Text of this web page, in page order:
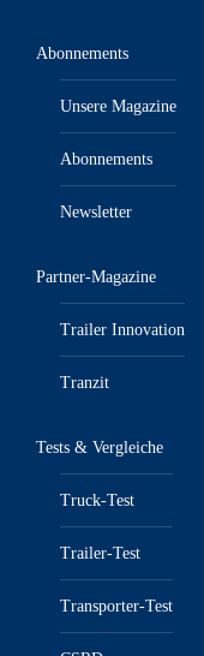
Abonnements
Unsere Magazine
Abonnements
Newsletter
Partner-Magazine
Trailer Innovation
Tranzit
Tests & Vergleiche
Truck-Test
Trailer-Test
Transporter-Test